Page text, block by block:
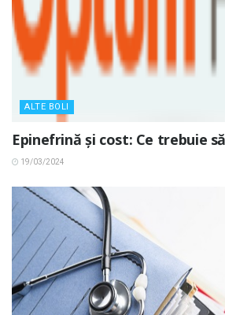
ALTE BOLI
Epinefrină și cost: Ce trebuie
19/03/2024